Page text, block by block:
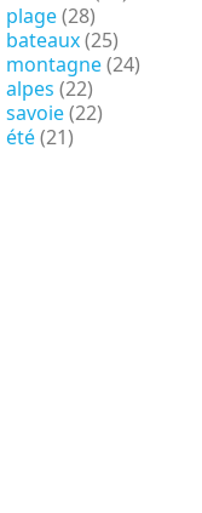
plage(28)
bateaux(25)
montagne(24)
alpes (22)
savoie(22)
été(21)